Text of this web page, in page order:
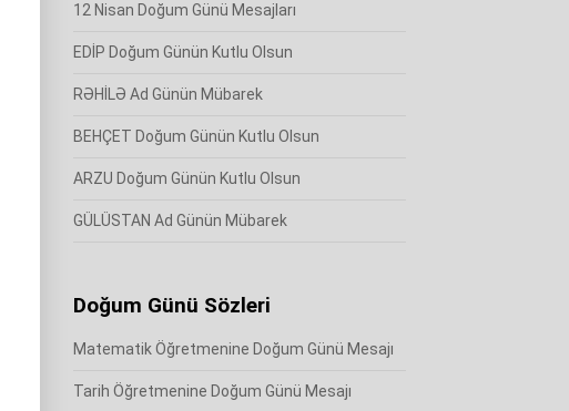
12 Nisan Doğum Günü Mesajları
EDİP Doğum Günün Kutlu Olsun
RƏHİLƏ Ad Günün Mübarek
BEHÇET Doğum Günün Kutlu Olsun
ARZU Doğum Günün Kutlu Olsun
GÜLÜSTAN Ad Günün Mübarek
Doğum Günü Sözleri
Matematik Öğretmenine Doğum Günü Mesajı
Tarih Öğretmenine Doğum Günü Mesajı